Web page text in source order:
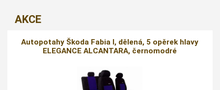
AKCE
Autopotahy Škoda Fabia I, dělená, 5 opěrek hlavy
ELEGANCE ALCANTARA, černomodré